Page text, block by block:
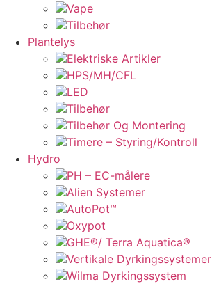
Vape
Tilbehør
Plantelys
Elektriske Artikler
HPS/MH/CFL
LED
Tilbehør
Tilbehør Og Montering
Timere – Styring/Kontroll
Hydro
PH – EC-målere
Alien Systemer
AutoPot™
Oxypot
GHE®/ Terra Aquatica®
Vertikale Dyrkingssystemer
Wilma Dyrkingssystem